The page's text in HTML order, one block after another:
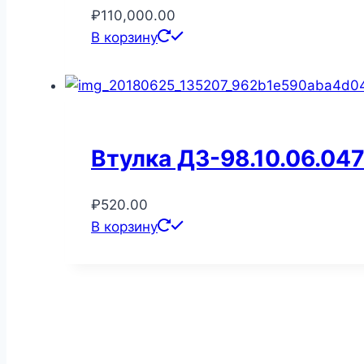
₽110,000.00
В корзину
Втулка ДЗ-98.10.06.047
₽520.00
В корзину